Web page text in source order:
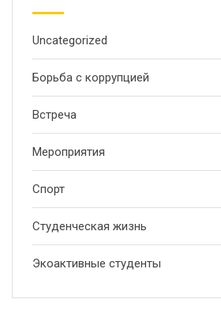
Uncategorized
Борьба с коррупцией
Встреча
Мероприятия
Спорт
Студенческая жизнь
Экоактивные студенты